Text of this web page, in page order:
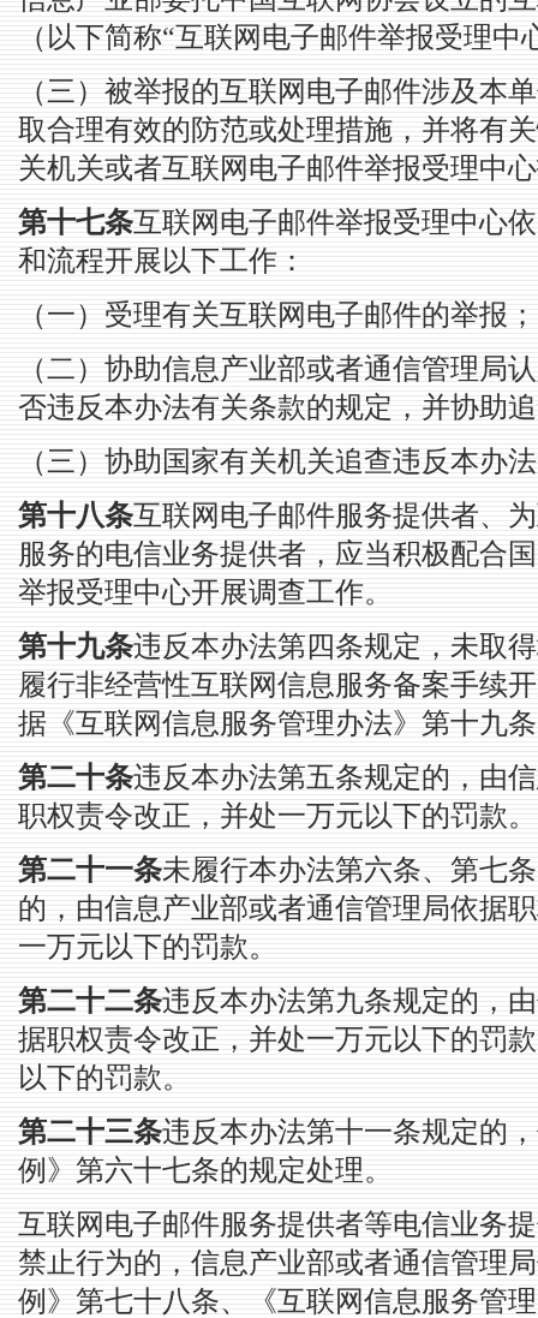
（以下简称“互联网电子邮件举报受理中
（三）被举报的互联网电子邮件涉及本
取合理有效的防范或处理措施，并将有
关机关或者互联网电子邮件举报受理中
第十七条互联网电子邮件举报受理中心
和流程开展以下工作：
（一）受理有关互联网电子邮件的举报；
（二）协助信息产业部或者通信管理局
否违反本办法有关条款的规定，并协助
（三）协助国家有关机关追查违反本办
第十八条互联网电子邮件服务提供者、
服务的电信业务提供者，应当积极配合
举报受理中心开展调查工作。
第十九条违反本办法第四条规定，未取
履行非经营性互联网信息服务备案手续
据《互联网信息服务管理办法》第十九
第二十条违反本办法第五条规定的，由
职权责令改正，并处一万元以下的罚款。
第二十一条未履行本办法第六条、第七
的，由信息产业部或者通信管理局依据
一万元以下的罚款。
第二十二条违反本办法第九条规定的，
据职权责令改正，并处一万元以下的罚
以下的罚款。
第二十三条违反本办法第十一条规定的
例》第六十七条的规定处理。
互联网电子邮件服务提供者等电信业务
禁止行为的，信息产业部或者通信管理
例》第七十八条、《互联网信息服务管